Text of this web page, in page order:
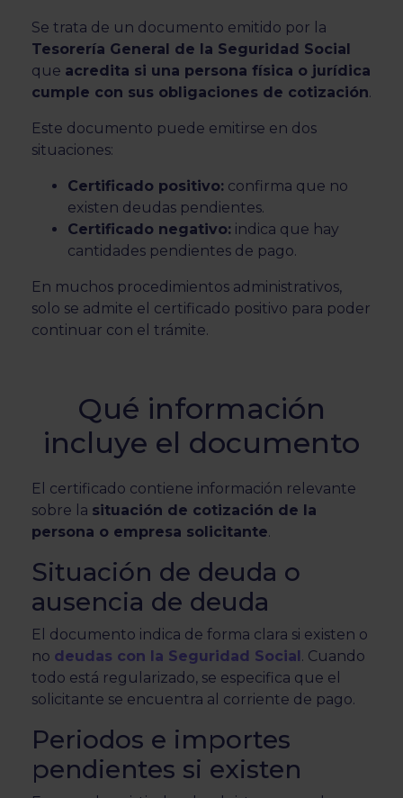
Se trata de un documento emitido por la
Tesorería General de la Seguridad Social
que acredita si una persona física o jurídica
cumple con sus obligaciones de cotización.
Este documento puede emitirse en dos
situaciones:
Certificado positivo: confirma que no
existen deudas pendientes.
Certificado negativo: indica que hay
cantidades pendientes de pago.
En muchos procedimientos administrativos,
solo se admite el certificado positivo para poder
continuar con el trámite.
Qué información
incluye el documento
El certificado contiene información relevante
sobre la situación de cotización de la
persona o empresa solicitante.
Situación de deuda o
ausencia de deuda
El documento indica de forma clara si existen o
no deudas con la Seguridad Social. Cuando
todo está regularizado, se especifica que el
solicitante se encuentra al corriente de pago.
Periodos e importes
pendientes si existen